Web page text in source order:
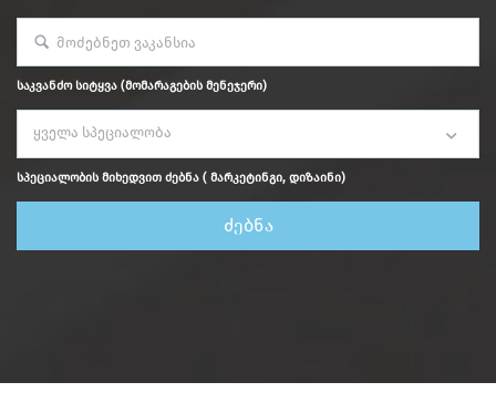
საკვანძო სიტყვა (მომარაგების მენეჯერი)
ყველა სპეციალობა
სპეციალობის მიხედვით ძებნა ( მარკეტინგი, დიზაინი)